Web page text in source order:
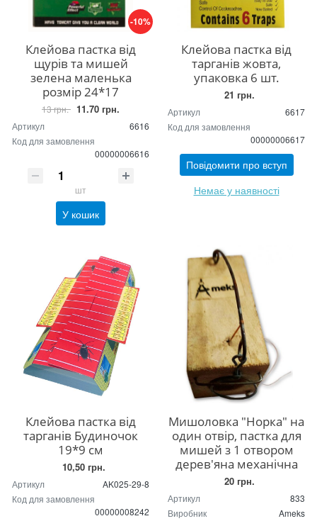
-10%
Клейова пастка від
щурів та мишей
зелена маленька
розмір 24*17
13 грн. 11.70 грн.
Артикул
6616
Код для замовлення
00000006616
шт
У кошик
Клейова пастка від
тарганів жовта,
упаковка 6 шт.
21 грн.
Артикул
6617
Код для замовлення
00000006617
Повідомити про вступ
Немає у наявності
Клейова пастка від
тарганів Будиночок
19*9 см
10,50 грн.
Артикул
AK025-29-8
Код для замовлення
00000008242
Мишоловка "Норка" на
один отвір, пастка для
мишей з 1 отвором
дерев'яна механічна
20 грн.
Артикул
833
Виробник
Ameks